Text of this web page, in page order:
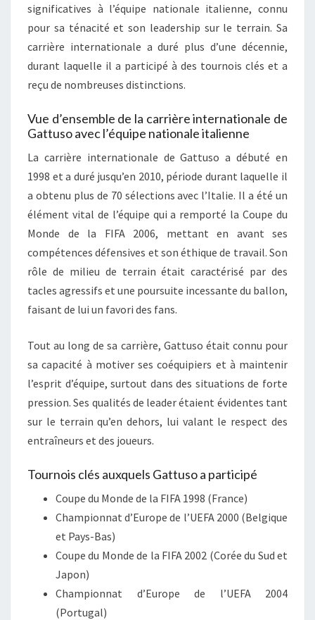
significatives à l’équipe nationale italienne, connu
pour sa ténacité et son leadership sur le terrain. Sa
carrière internationale a duré plus d’une décennie,
durant laquelle il a participé à des tournois clés et a
reçu de nombreuses distinctions.
Vue d’ensemble de la carrière internationale de
Gattuso avec l’équipe nationale italienne
La carrière internationale de Gattuso a débuté en
1998 et a duré jusqu’en 2010, période durant laquelle il
a obtenu plus de 70 sélections avec l’Italie. Il a été un
élément vital de l’équipe qui a remporté la Coupe du
Monde de la FIFA 2006, mettant en avant ses
compétences défensives et son éthique de travail. Son
rôle de milieu de terrain était caractérisé par des
tacles agressifs et une poursuite incessante du ballon,
faisant de lui un favori des fans.
Tout au long de sa carrière, Gattuso était connu pour
sa capacité à motiver ses coéquipiers et à maintenir
l’esprit d’équipe, surtout dans des situations de forte
pression. Ses qualités de leader étaient évidentes tant
sur le terrain qu’en dehors, lui valant le respect des
entraîneurs et des joueurs.
Tournois clés auxquels Gattuso a participé
Coupe du Monde de la FIFA 1998 (France)
Championnat d’Europe de l’UEFA 2000 (Belgique
et Pays-Bas)
Coupe du Monde de la FIFA 2002 (Corée du Sud et
Japon)
Championnat d’Europe de l’UEFA 2004
(Portugal)